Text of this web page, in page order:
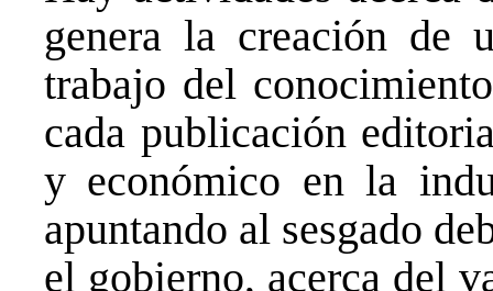
genera la creación de
trabajo del
cada publicación
y económico en la
apuntando al sesgado
el gobierno, acerca del